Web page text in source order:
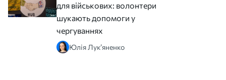
для військових: волонтери
шукають допомоги у
чергуваннях
Юлія Лук’яненко